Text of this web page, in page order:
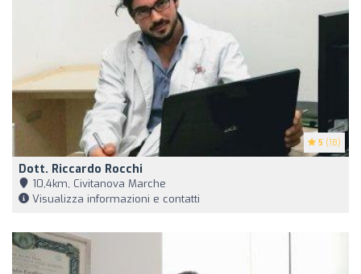
5 (18)
Dott. Riccardo Rocchi
10,4km, Civitanova Marche
Visualizza informazioni e contatti